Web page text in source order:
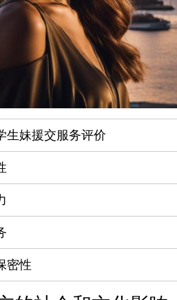
生妹援交服务评价
密性